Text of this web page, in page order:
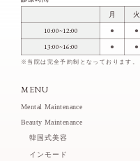
月
火
10:00~12:00 ● ●
13:00~16:00 ● ●
※当院は完全予約制となっております。
MENU
Mental Maintenance
Beauty Maintenance
韓国式美容
インモード